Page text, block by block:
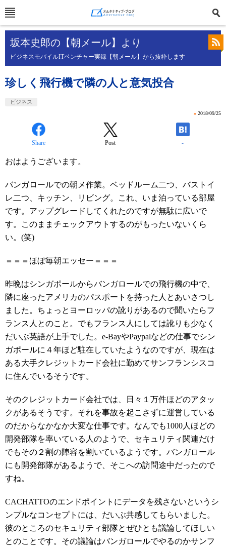
坂本史郎の【朝メール】より
ビジネスモバイルITベンチャー実録【朝メール】から抜粋します
珍しく飛行機で隣の人と意気投合
ビジネス
» 2018/09/25
Share Post -
おはようございます。
バンガロールでの朝メ作業。ベッドルーム二つ、バストイ
レ二つ、キッチン、リビング。これ、いま泊っている部屋
です。アップグレードしてくれたのですが無駄に広いで
す。このままチェックアウトするのがもったいないくら
い。(笑)
＝＝＝ほぼ毎朝エッセー＝＝＝
昨晩はシンガポールからバンガロールでの飛行機の中で、
隣に座ったアメリカのパスポートを持った人とあいさつし
ました。ちょっとヨーロッパの訛りがあるので聞いたらフ
ランス人とのこと。でもフランス人にしては訛りも少なく
だいぶ英語が上手でした。e-BayやPaypalなどの仕事でシン
ガポールに４年ほど駐在していたようなのですが、現在は
ある大手クレジットカード会社に勤めてサンフランシスコ
に住んでいるそうです。
そのクレジットカード会社では、日々１万件ほどのアタッ
クがあるそうです。それを事故を起こさずに運営している
のだからなかなか大変な仕事です。なんでも1000人ほどの
開発部隊を率いている人のようで、セキュリティ関連だけ
でもその２割の陣容を割いているようです。バンガロール
にも開発部隊があるようで、そこへの訪問途中だったので
すね。
CACHATTOのエンドポイントにデータを残さないというシ
ンプルなコンセプトには、だいぶ共感してもらいました。
彼のところのセキュリティ部隊とぜひとも議論してほしい
とのことです。その議論はバンガロールでやるのかサンフ